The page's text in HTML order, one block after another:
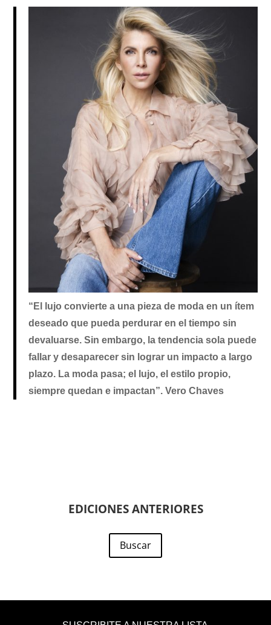
“El lujo convierte a una pieza de moda en un ítem
deseado que pueda perdurar en el tiempo sin
devaluarse. Sin embargo, la tendencia sola puede
fallar y desaparecer sin lograr un impacto a largo
plazo. La moda pasa; el lujo, el estilo propio,
siempre quedan e impactan”. Vero Chaves
EDICIONES ANTERIORES
Buscar